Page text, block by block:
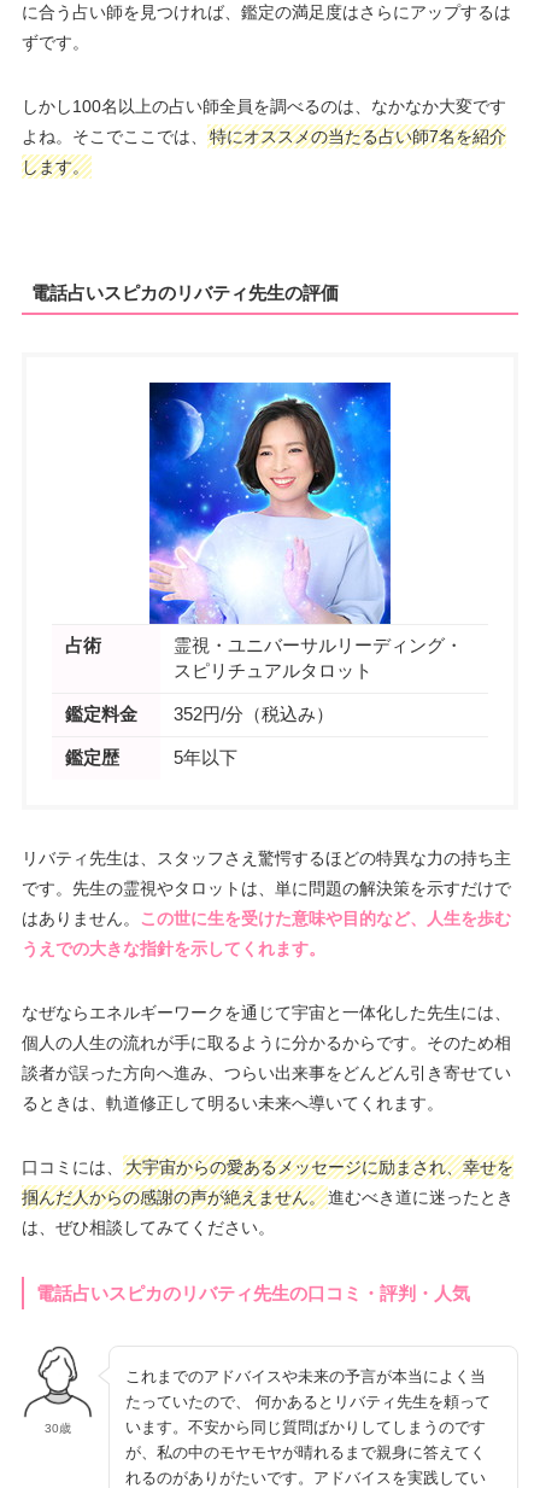
に合う占い師を見つければ、鑑定の満足度はさらにアップするは
ずです。
しかし100名以上の占い師全員を調べるのは、なかなか大変です
よね。そこでここでは、
特にオススメの当たる占い師7名を紹介
します。
電話占いスピカのリバティ先生の評価
占術
霊視・ユニバーサルリーディング・
スピリチュアルタロット
鑑定料金 352円/分（税込み）
鑑定歴 5年以下
リバティ先生は、スタッフさえ驚愕するほどの特異な力の持ち主
です。先生の霊視やタロットは、単に問題の解決策を示すだけで
はありません。 この世に生を受けた意味や目的など、人生を歩む
うえでの大きな指針を示してくれます。
なぜならエネルギーワークを通じて宇宙と一体化した先生には、
個人の人生の流れが手に取るように分かるからです。そのため相
談者が誤った方向へ進み、つらい出来事をどんどん引き寄せてい
るときは、軌道修正して明るい未来へ導いてくれます。
口コミには、
大宇宙からの愛あるメッセージに励まされ、幸せを
掴んだ人からの感謝の声が絶えません。進むべき道に迷ったとき
は、ぜひ相談してみてください。
電話占いスピカのリバティ先生の口コミ・評判・人気
30歳
これまでのアドバイスや未来の予言が本当によく当
たっていたので、 何かあるとリバティ先生を頼って
います。不安から同じ質問ばかりしてしまうのです
が、私の中のモヤモヤが晴れるまで親身に答えてく
れるのがありがたいです。アドバイスを実践してい